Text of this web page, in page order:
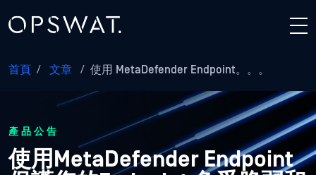
首頁 / 文章 / 使用 MetaDefender Endpoint。。。
產品公告
使用MetaDefender Endpoint